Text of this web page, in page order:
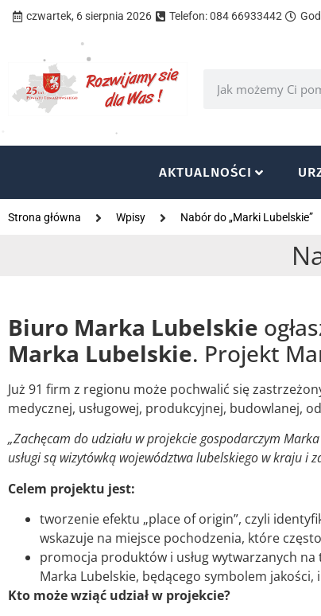
czwartek, 6 sierpnia 2026 Telefon: 084 66933442
AKTUALNOŚCI
Strona główna Wpisy Nabór do „Marki Lubelskie”
Biuro Marka Lubelskie
Marka Lubelskie. Projekt
Już 91 firm z regionu może pochwalić się
medycznej, usługowej, produkcyjnej, budowlanej,
„Zachęcam do udziału w projekcie gospodarczym
usługi są wizytówką województwa lubelskiego w kraju i
Celem projektu jest:
tworzenie efektu „place of origin”, czyli
wskazuje na miejsce pochodzenia, które
promocja produktów i usług wytwarzanych
Marka Lubelskie, będącego symbolem
Kto może wziąć udział w projekcie?